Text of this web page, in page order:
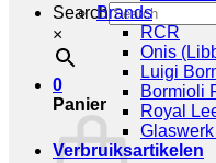
Search
×
0
Panier
Brands
RCR
Onis
Luigi
Bormioli
Royal
Verbruiksartikelen